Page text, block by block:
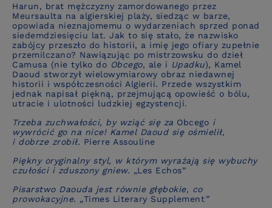
Harun, brat mężczyzny zamordowanego przez
Meursaulta na algierskiej plaży, siedząc w barze,
opowiada nieznajomemu o wydarzeniach sprzed ponad
siedemdziesięciu lat. Jak to się stało, że nazwisko
zabójcy przeszło do historii, a imię jego ofiary zupełnie
przemilczano? Nawiązując po mistrzowsku do dzieł
Camusa (nie tylko do Obcego, ale i Upadku), Kamel
Daoud stworzył wielowymiarowy obraz niedawnej
historii i współczesności Algierii. Przede wszystkim
jednak napisał piękną, przejmującą opowieść o bólu,
utracie i ulotności ludzkiej egzystencji.
Trzeba zuchwałości, by wziąć się za Obcego i
wywrócić go na nice! Kamel Daoud się ośmielił,
i dobrze zrobił. Pierre Assouline
Piękny oryginalny styl, w którym wyrażają się wybuchy
czułości i zduszony gniew. „Les Echos”
Pisarstwo Daouda jest równie głębokie, co
prowokacyjne. „Times Literary Supplement”